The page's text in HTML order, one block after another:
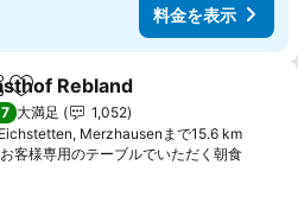
料金を表示
アお気に入りに追加
Rebland
大満足
1,052
Eichstetten, Merzhausenまで15.6 km
お客様専用のテーブルでいただく朝食料金